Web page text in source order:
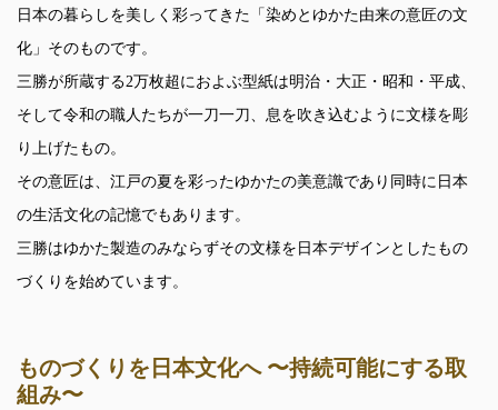
日本の暮らしを美しく彩ってきた「染めとゆかた由来の意匠の文
化」そのものです。
三勝が所蔵する2万枚超におよぶ型紙は明治・大正・昭和・平成、
そして令和の職人たちが一刀一刀、息を吹き込むように文様を彫
り上げたもの。
その意匠は、江戸の夏を彩ったゆかたの美意識であり同時に日本
の生活文化の記憶でもあります。
三勝はゆかた製造のみならずその文様を日本デザインとしたもの
づくりを始めています。
ものづくりを日本文化へ 〜持続可能にする取
組み〜